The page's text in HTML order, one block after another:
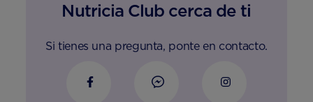
Nutricia Club cerca de ti
Si tienes una pregunta, ponte en contacto.